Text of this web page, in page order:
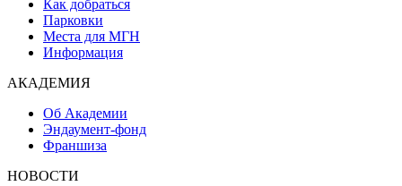
Как добраться
Парковки
Места для МГН
Информация
АКАДЕМИЯ
Об Академии
Эндаумент-фонд
Франшиза
НОВОСТИ